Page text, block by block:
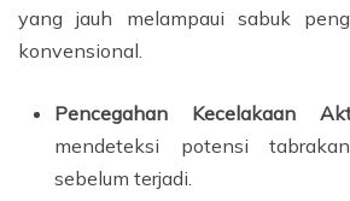
yang jauh melampaui sabuk
konvensional.
Pencegahan Kecelakaan
mendeteksi potensi
sebelum terjadi.